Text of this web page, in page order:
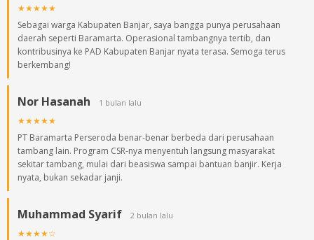
★★★★★
Sebagai warga Kabupaten Banjar, saya bangga punya perusahaan
daerah seperti Baramarta. Operasional tambangnya tertib, dan
kontribusinya ke PAD Kabupaten Banjar nyata terasa. Semoga terus
berkembang!
Nor Hasanah 1 bulan lalu
★★★★★
PT Baramarta Perseroda benar-benar berbeda dari perusahaan
tambang lain. Program CSR-nya menyentuh langsung masyarakat
sekitar tambang, mulai dari beasiswa sampai bantuan banjir. Kerja
nyata, bukan sekadar janji.
Muhammad Syarif 2 bulan lalu
★★★★☆